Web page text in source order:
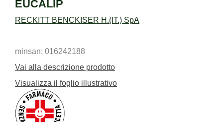
EUCALIP
RECKITT BENCKISER H.(IT.) SpA
minsan: 016242188
Vai alla descrizione prodotto
Visualizza il foglio illustrativo